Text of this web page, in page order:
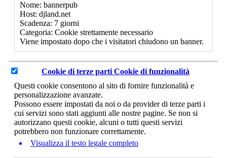
Nome: bannerpub
Host: djland.net
Scadenza: 7 giorni
Categoria: Cookie strettamente necessario
Viene impostato dopo che i visitatori chiudono un banner.
Cookie di terze parti Cookie di funzionalità
Questi cookie consentono al sito di fornire funzionalità e
personalizzazione avanzate.
Possono essere impostati da noi o da provider di terze parti i
cui servizi sono stati aggiunti alle nostre pagine. Se non si
autorizzano questi cookie, alcuni o tutti questi servizi
potrebbero non funzionare correttamente.
Visualizza il testo legale completo